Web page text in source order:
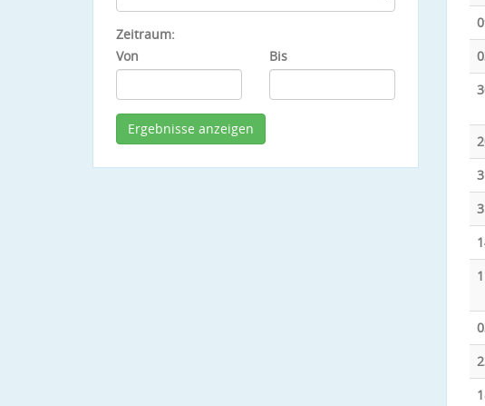
Zeitraum:
Von
Bis